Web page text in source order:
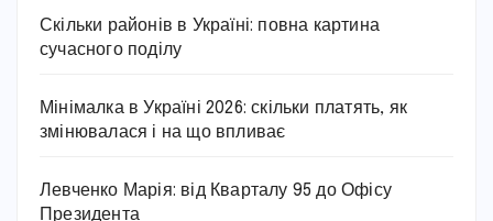
Скільки районів в Україні: повна картина
сучасного поділу
Мінімалка в Україні 2026: скільки платять, як
змінювалася і на що впливає
Левченко Марія: від Кварталу 95 до Офісу
Президента